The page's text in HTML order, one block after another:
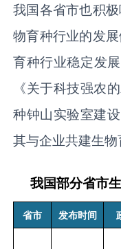
我国各省市也积
物育种行业的发
育种行业稳定发
《关于科技强农
种钟山实验室建
其与企业共建生物
我国部分省市
省市 发布时间